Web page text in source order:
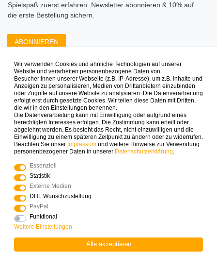
Spielspaß zuerst erfahren. Newsletter abonnieren & 10% auf
die erste Bestellung sichern.
ABONNIEREN
Zahlungsarten die wir anbieten
Mehr Spielinspiration gefällig?
© Copyright 2025 Logoplay-Holzspiele Alle Rechte
vorbehalten
Widerrufs­recht
Wir verwenden Cookies und ähnliche Technologien auf unserer
Website und verarbeiten personenbezogene Daten von
Besucher:innen unserer Webseite (z.B. IP-Adresse), um z.B. Inhalte und
Anzeigen zu personalisieren, Medien von Drittanbietern einzubinden
oder Zugriffe auf unsere Website zu analysieren. Die Datenverarbeitung
erfolgt erst durch gesetzte Cookies. Wir teilen diese Daten mit Dritten,
die wir in den Einstellungen benennen.
Die Datenverarbeitung kann mit Einwilligung oder aufgrund eines
berechtigten Interesses erfolgen. Die Zustimmung kann erteilt oder
abgelehnt werden. Es besteht das Recht, nicht einzuwilligen und die
Einwilligung zu einem späteren Zeitpunkt zu ändern oder zu widerrufen.
Beachten Sie unser Impressum und weitere Hinweise zur Verwendung
personenbezogener Daten in unserer Daten­schutz­erklärung.
Essenziell
Statistik
Externe Medien
DHL Wunschzustellung
PayPal
Funktional
Weitere Einstellungen
Alle akzeptieren